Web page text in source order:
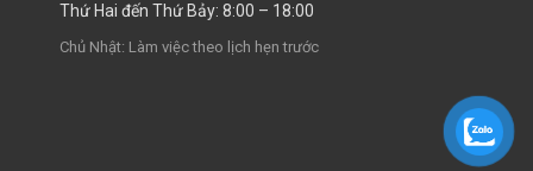
Thứ Hai đến Thứ Bảy: 8:00 – 18:00
Chủ Nhật: Làm việc theo lịch hẹn trước